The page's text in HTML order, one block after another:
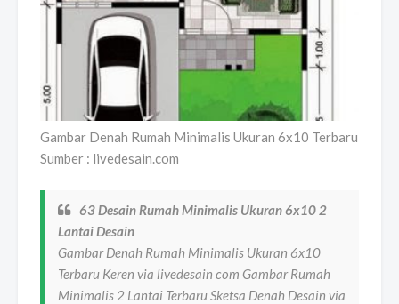
Gambar Denah Rumah Minimalis Ukuran 6x10 Terbaru
Sumber : livedesain.com
63 Desain Rumah Minimalis Ukuran 6x10 2
Lantai Desain
Gambar Denah Rumah Minimalis Ukuran 6x10
Terbaru Keren via livedesain com Gambar Rumah
Minimalis 2 Lantai Terbaru Sketsa Denah Desain via